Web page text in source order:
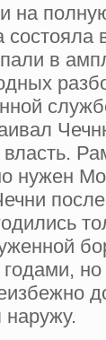
на
в
нужен